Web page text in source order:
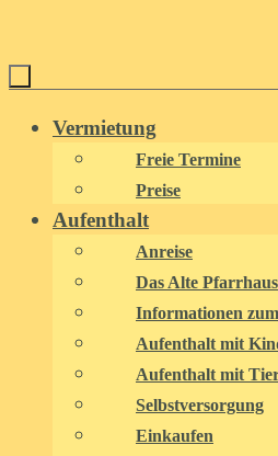
Inhalt
springen
Vermietung
Freie Termine
Preise
Aufenthalt
Anreise
Das Alte Pfarrhaus
Informationen
Aufenthalt mit
Aufenthalt mit
Selbstversorgung
Einkaufen